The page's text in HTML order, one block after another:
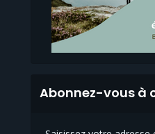
Abonnez-vous à